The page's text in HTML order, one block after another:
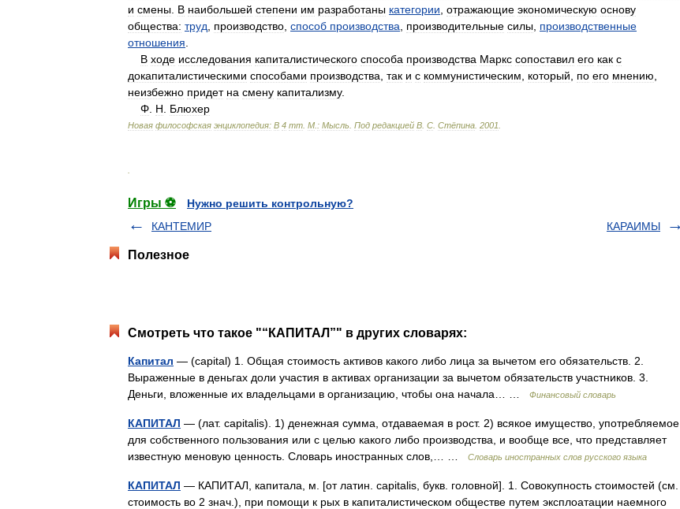
и смены В наибольшей степени им разработаны категории отражающие экономическую основу
общества: труд производство способ производства производительные силы производственные
отношения
В ходе исследования капиталистического способа производства Маркс сопоставил его как с
докапиталистическими способами производства так и с коммунистическим который по его мнению
неизбежно придет на смену капитализму.
Φ Η Блюхер
Новая философская энциклопедия: В 4 тт М : Мысль Под редакцией В С Стёпина 2001
Игры ⚽
Нужно решить контрольную?
КАНТЕМИР
КАРАИМЫ
Полезное
Смотреть что такое "“КАПИТАЛ”" в других словарях:
Капитал — (capital) 1. Общая стоимость активов какого либо лица за вычетом его обязательств. 2.
Выраженные в деньгах доли участия в активах организации за вычетом обязательств участников. 3.
Деньги, вложенные их владельцами в организацию, чтобы она начала… …
Финансовый словарь
КАПИТАЛ — (лат. capitalis). 1) денежная сумма, отдаваемая в рост. 2) всякое имущество, употребляемое
для собственного пользования или с целью какого либо производства, и вообще все, что представляет
известную меновую ценность. Словарь иностранных слов,… …
Словарь иностранных слов русского языка
КАПИТАЛ — КАПИТАЛ, капитала, м. [от латин. capitalis, букв. головной]. 1. Совокупность стоимостей (см.
стоимость во 2 знач.), при помощи к рых в капиталистическом обществе путем эксплоатации наемного